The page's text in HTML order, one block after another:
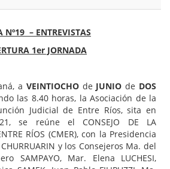
Nº19 – ENTREVISTAS
1er JORNADA
a VEINTIOCHOde JUNIO de DOS
las 8.40 horas, la Asociación de la
Judicial de Entre Ríos, sita en
se reúne el CONSEJO DE LA
RÍOS (CMER), con la Presidencia
y los Consejeros Ma. del
SAMPAYO, Mar. Elena LUCHESI,